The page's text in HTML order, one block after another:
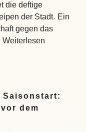
die deftige
der Stadt. Ein
gegen das
Weiterlesen
Saisonstart:
dem